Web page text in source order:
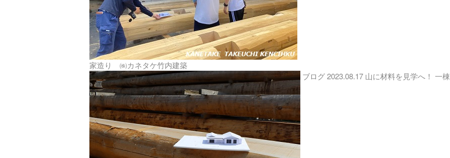
家造り ㈱カネタケ竹内建築
ブログ2023.08.17 山に材料を見学へ！ 一